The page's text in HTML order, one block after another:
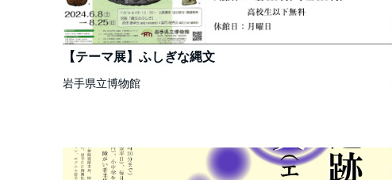
【テーマ展】ふしぎな縄文
岩手県立博物館